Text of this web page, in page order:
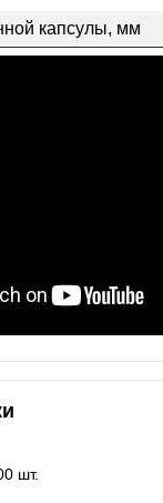
капсулы, мм
шт.